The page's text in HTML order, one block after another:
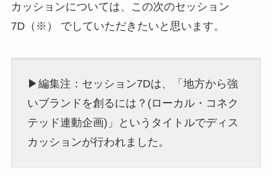
カッションについては、この次のセッション
7D（※） でしていただきたいと思います。
▶編集注：セッション7Dは、「地方から強
いブランドを創るには？(ローカル・コネク
テッド連動企画)」というタイトルでディス
カッションが行われました。